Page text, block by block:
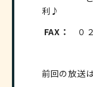
利♪
FAX：
０
前回の放送